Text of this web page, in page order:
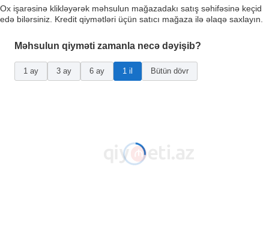
Ox işarəsinə klikləyərək məhsulun mağazadakı satış səhifəsinə keçid
edə bilərsiniz. Kredit qiymətləri üçün satıcı mağaza ilə əlaqə saxlayın.
Məhsulun qiyməti zamanla necə dəyişib?
1 ay 3 ay 6 ay 1 il Bütün dövr